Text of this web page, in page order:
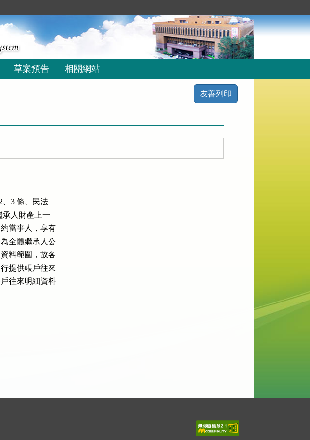
草案預告 相關網站
友善列印
、3 條、民法
承人財產上一
當事人，享有
全體繼承人公
料範圍，故各
提供帳戶往來
往來明細資料